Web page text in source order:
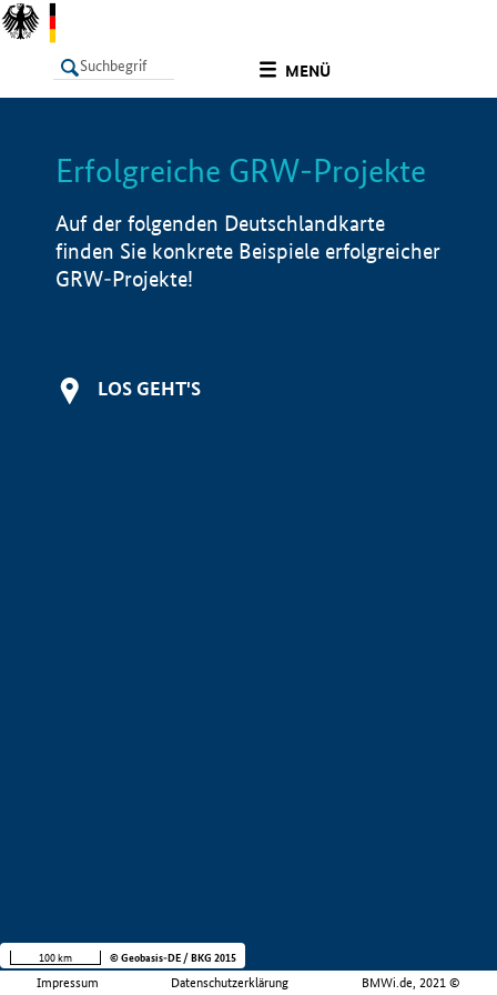
MENÜ
LISTE Info
Erfolgreiche GRW-Projekte
Auf der folgenden Deutschlandkarte
finden Sie konkrete Beispiele erfolgreicher
GRW-Projekte!
LOS GEHT'S
Impressum Datenschutzerklärung BMWi.de, 2021 ©
100 km © Geobasis-DE / BKG 2015